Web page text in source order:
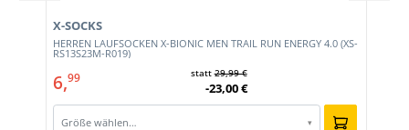
HERREN LAUFSOCKEN X-BIONIC MEN TRAIL RUN ENERGY 4.0 (XS-
RS13S23M-R019)
X-SOCKS
6,99 statt29,99 €
-23,00 €
Größe wählen… ▾